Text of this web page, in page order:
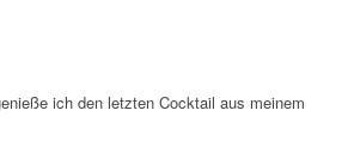
ich den letzten Cocktail aus meinem